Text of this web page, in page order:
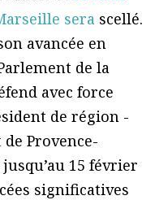
sera scellé.
avancée en
de la
avec force
de région -
Provence-
15 février
significatives